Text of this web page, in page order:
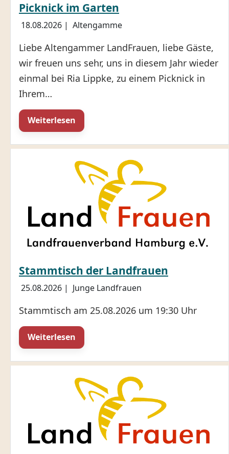
Picknick im Garten
18.08.2026 | Altengamme
Liebe Altengammer LandFrauen, liebe Gäste,
wir freuen uns sehr, uns in diesem Jahr wieder
einmal bei Ria Lippke, zu einem Picknick in
Ihrem…
Weiterlesen
Stammtisch der Landfrauen
25.08.2026 | Junge Landfrauen
Stammtisch am 25.08.2026 um 19:30 Uhr
Weiterlesen